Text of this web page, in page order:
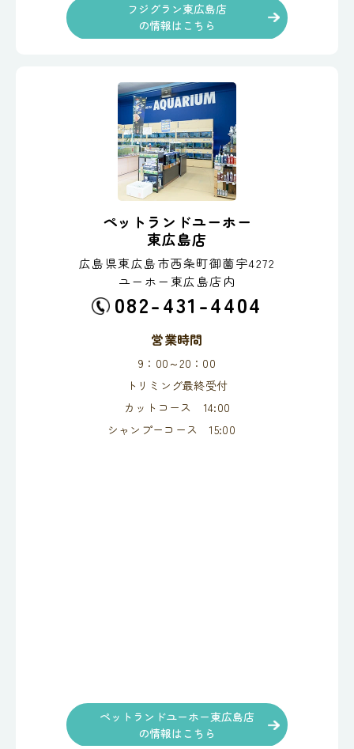
フジグラン東広島店
の情報はこちら
ペットランドユーホー
東広島店
広島県東広島市西条町御薗宇4272
ユーホー東広島店内
082-431-4404
営業時間
9：00～20：00
トリミング最終受付
カットコース 14:00
シャンプーコース 15:00
ペットランドユーホー東広島店
の情報はこちら